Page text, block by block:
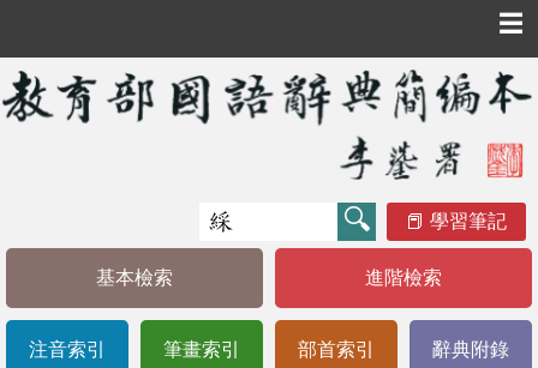
☰
學習筆記
基本檢索 進階檢索
注音索引 筆畫索引 部首索引 辭典附錄